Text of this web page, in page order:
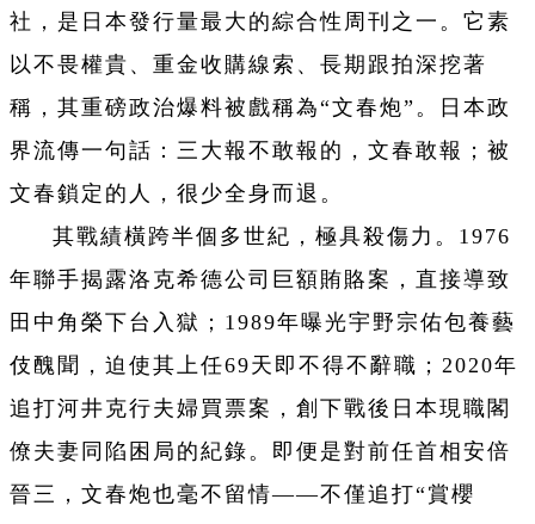
社，是日本發行量最大的綜合性周刊之一。它素
以不畏權貴、重金收購線索、長期跟拍深挖著
稱，其重磅政治爆料被戲稱為“文春炮”。日本政
界流傳一句話：三大報不敢報的，文春敢報；被
文春鎖定的人，很少全身而退。
其戰績橫跨半個多世紀，極具殺傷力。1976
年聯手揭露洛克希德公司巨額賄賂案，直接導致
田中角榮下台入獄；1989年曝光宇野宗佑包養藝
伎醜聞，迫使其上任69天即不得不辭職；2020年
追打河井克行夫婦買票案，創下戰後日本現職閣
僚夫妻同陷困局的紀錄。即便是對前任首相安倍
晉三，文春炮也毫不留情——不僅追打“賞櫻